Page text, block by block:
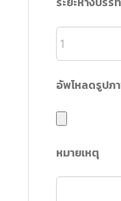
อัพโหลดรูปภ
หมายเหตุ